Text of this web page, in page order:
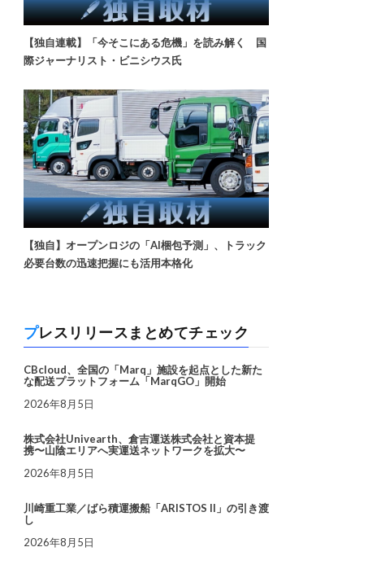
【独自連載】「今そこにある危機」を読み解く 国
際ジャーナリスト・ビニシウス氏
【独自】オープンロジの「AI梱包予測」、トラック
必要台数の迅速把握にも活用本格化
プレスリリースまとめてチェック
CBcloud、全国の「Marq」施設を起点とした新た
な配送プラットフォーム「MarqGO」開始
2026年8月5日
株式会社Univearth、倉吉運送株式会社と資本提
携〜山陰エリアへ実運送ネットワークを拡大〜
2026年8月5日
川崎重工業／ばら積運搬船「ARISTOS II」の引き渡
し
2026年8月5日